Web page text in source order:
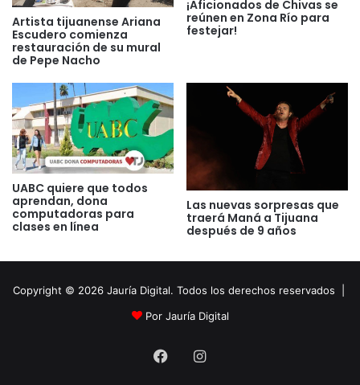
Artista tijuanense Ariana
Escudero comienza
restauración de su mural
de Pepe Nacho
¡Aficionados de Chivas se
reúnen en Zona Río para
festejar!
UABC quiere que todos
aprendan, dona
computadoras para
clases en línea
Las nuevas sorpresas que
traerá Maná a Tijuana
después de 9 años
Copyright © 2026 Jauría Digital. Todos los derechos reservados |
Por Jauría Digital
FacebookInstagram